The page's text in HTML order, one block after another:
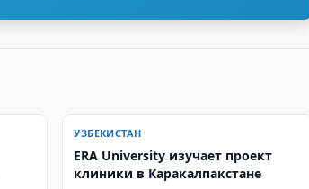
УЗБЕКИСТАН
ERA University изучает проект
клиники в Каракалпакстане